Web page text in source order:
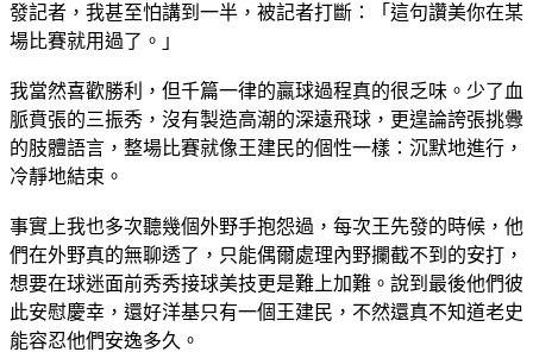
發記者，我甚至怕講到一半，被記者打斷：「這句讚美你在某
場比賽就用過了。」
我當然喜歡勝利，但千篇一律的贏球過程真的很乏味。少了血
脈賁張的三振秀，沒有製造高潮的深遠飛球，更遑論誇張挑釁
的肢體語言，整場比賽就像王建民的個性一樣：沉默地進行，
冷靜地結束。
事實上我也多次聽幾個外野手抱怨過，每次王先發的時候，他
們在外野真的無聊透了，只能偶爾處理內野攔截不到的安打，
想要在球迷面前秀秀接球美技更是難上加難。說到最後他們彼
此安慰慶幸，還好洋基只有一個王建民，不然還真不知道老史
能容忍他們安逸多久。